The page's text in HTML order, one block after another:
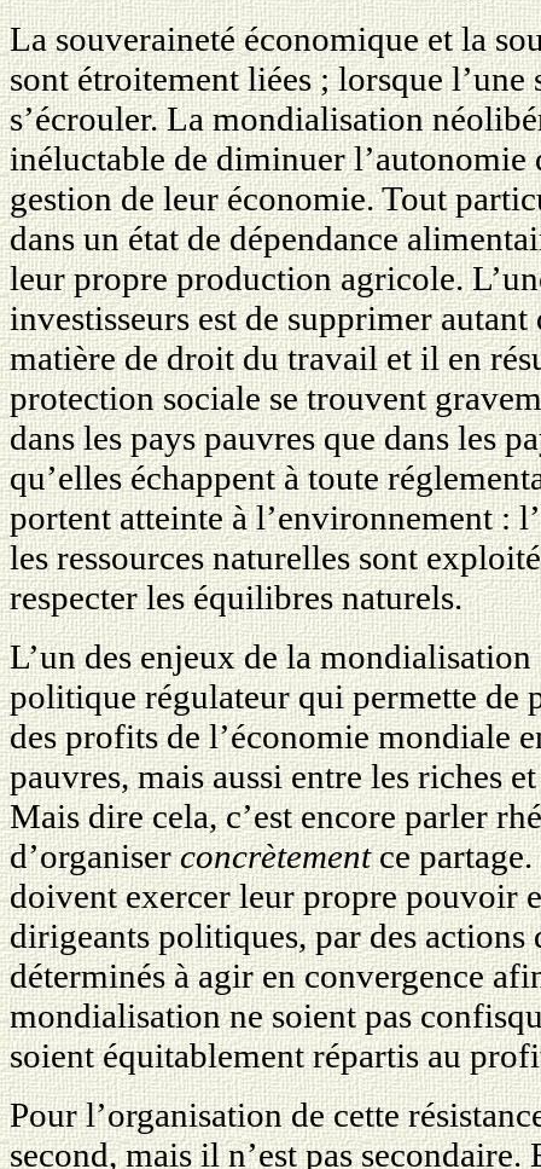
La souveraineté économique et la
sont étroitement liées ; lorsque
s’écrouler. La mondialisation
inéluctable de diminuer l’autonomie
gestion de leur économie. Tout
dans un état de dépendance
leur propre production agricole.
investisseurs est de supprimer
matière de droit du travail et il en
protection sociale se trouvent
dans les pays pauvres que dans les
qu’elles échappent à toute
portent atteinte à l’environnement :
les ressources naturelles sont
respecter les équilibres naturels.
L’un des enjeux de la
politique régulateur qui permette de
des profits de l’économie mondiale
pauvres, mais aussi entre les riches
Mais dire cela, c’est encore parler
d’organiserconcrètementce partage.
doivent exercer leur propre pouvoir
dirigeants politiques, par des actions
déterminés à agir en convergence
mondialisation ne soient pas
soient équitablement répartis au
Pour l’organisation de cette
second, mais il n’est pas